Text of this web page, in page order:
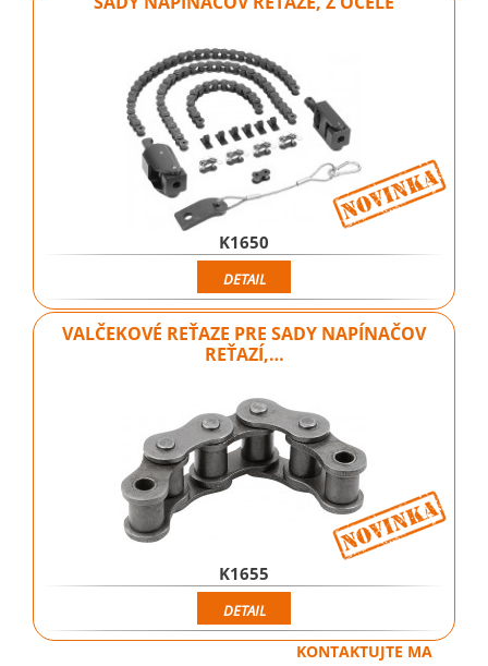
K1650
DETAIL
VALČEKOVÉ REŤAZE PRE SADY NAPÍNAČOV
REŤAZÍ,…
K1655
DETAIL
KONTAKTUJTE MA